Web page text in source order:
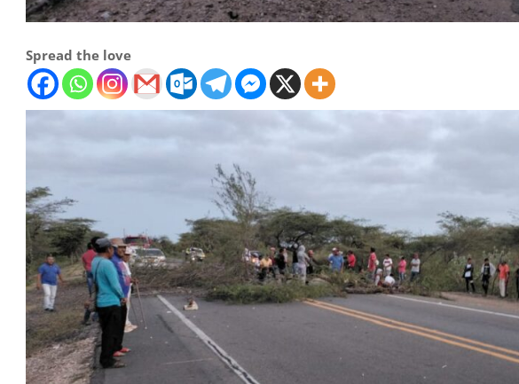
Spread the love